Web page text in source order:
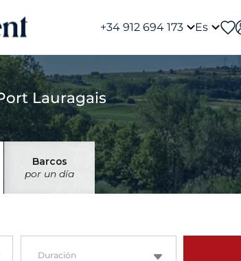
+34 912 694 173 Es
Lauragais
Barcos
por un día
Duración